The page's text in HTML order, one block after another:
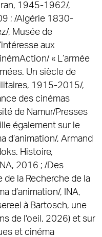
1945-1962/,
; /Algérie 1830-
, Musée de
aux
« L’armée
Un siècle de
1915-2015/,
des cinémas
de Namur/Presses
également sur le
d’animation/, Armand
Histoire,
2016 ; /Des
la Recherche de la
d’animation/, INA,
à Bartosch, une
de l'oeil, 2026) et sur
et cinéma